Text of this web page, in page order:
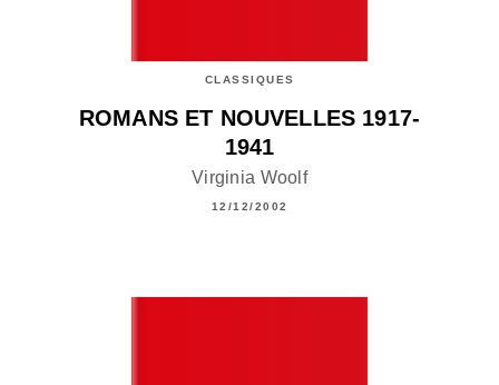
CLASSIQUES
ROMANS ET NOUVELLES 1917-
1941
Virginia Woolf
12/12/2002